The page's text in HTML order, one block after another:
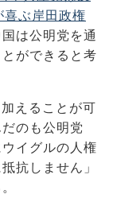
喜ぶ岸田政権
は公明党を通
ができると考
えることが可
のも公明党
イグルの人権
抗しません」